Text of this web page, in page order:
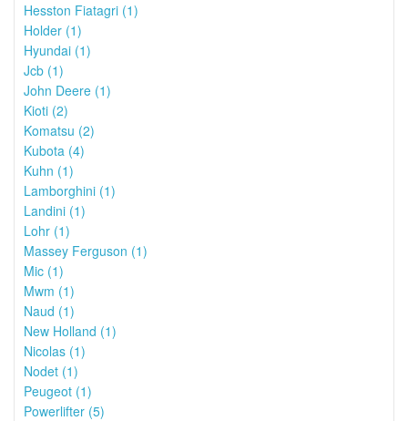
Hesston Fiatagri (1)
Holder (1)
Hyundai (1)
Jcb (1)
John Deere (1)
Kioti (2)
Komatsu (2)
Kubota (4)
Kuhn (1)
Lamborghini (1)
Landini (1)
Lohr (1)
Massey Ferguson (1)
Mic (1)
Mwm (1)
Naud (1)
New Holland (1)
Nicolas (1)
Nodet (1)
Peugeot (1)
Powerlifter (5)